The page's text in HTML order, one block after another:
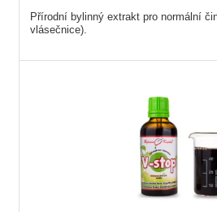
Přírodní bylinný extrakt pro normální
vlásečnice).